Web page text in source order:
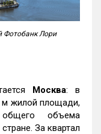
Фотобанк Лори
Москва: в
м жилой площади,
объема
За квартал